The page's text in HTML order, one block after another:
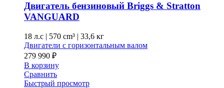
Двигатель бензиновый Briggs & Stratton
VANGUARD
18 л.с | 570 cm³ | 33,6 кг
Двигатели с горизонтальным валом
279 990 ₽
В корзину
Сравнить
Быстрый просмотр